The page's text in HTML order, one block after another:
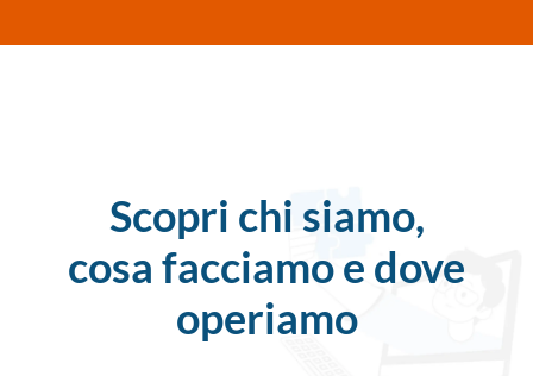
Scopri chi siamo,
cosa facciamo e dove
operiamo